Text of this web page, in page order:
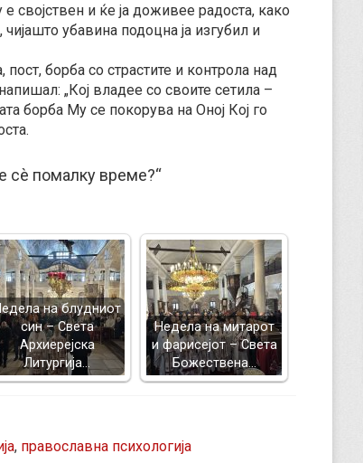
својствен и ќе ја доживее радоста, како
убавина подоцна ја изгубил и
борба со страстите и контрола над
„Кoј владее со своите сетила –
борба Му се покорува на Оној Кој го
сѐ помалку време?“
на блудниот
син – Света
Архиерејска
Литургија…
Недела на митарот
и фарисејот – Светa
Божествена…
, православна психологија